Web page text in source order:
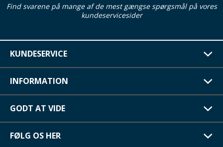
Find svarene på mange af de mest gængse spørgsmål på vores
kundeservicesider
KUNDESERVICE
INFORMATION
GODT AT VIDE
FØLG OS HER